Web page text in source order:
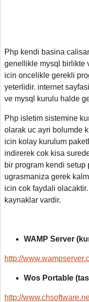
Php kendi basina
genellikle mysql birlikte
icin oncelikle gerekli
yeterlidir. internet
ve mysql kurulu halde
Php isletim sistemine
olarak uc ayri bolumde
icin kolay kurulum
indirerek cok kisa
bir program kendi
ugrasmaniza gerek
icin cok faydali olacaktir.
kaynaklar vardir.
WAMP Server
http://
Wos Portable
http://